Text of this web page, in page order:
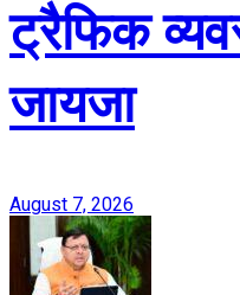
ट्रैफिक
जायजा
August 7, 2026